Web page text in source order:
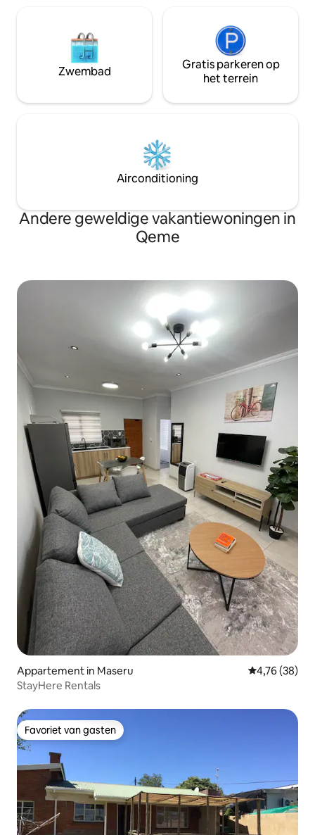
Zwembad
Gratis parkeren op
het terrein
Airconditioning
Andere geweldige vakantiewoningen in
Qeme
Appartement in Maseru Gemiddelde
4,76 (38)
StayHere Rentals
Favoriet van gasten
Favoriet van gasten